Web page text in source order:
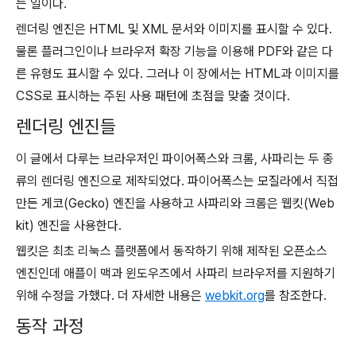
는 일이다.
렌더링 엔진은 HTML 및 XML 문서와 이미지를 표시할 수 있다.
물론 플러그인이나 브라우저 확장 기능을 이용해 PDF와 같은 다
른 유형도 표시할 수 있다. 그러나 이 장에서는 HTML과 이미지를
CSS로 표시하는 주된 사용 패턴에 초점을 맞출 것이다.
렌더링 엔진들
이 글에서 다루는 브라우저인 파이어폭스와 크롬, 사파리는 두 종
류의 렌더링 엔진으로 제작되었다. 파이어폭스는 모질라에서 직접
만든 게코(Gecko) 엔진을 사용하고 사파리와 크롬은 웹킷(Web
kit) 엔진을 사용한다.
웹킷은 최초 리눅스 플랫폼에서 동작하기 위해 제작된 오픈소스
엔진인데 애플이 맥과 윈도우즈에서 사파리 브라우저를 지원하기
위해 수정을 가했다. 더 자세한 내용은 webkit.org를 참조한다.
동작 과정